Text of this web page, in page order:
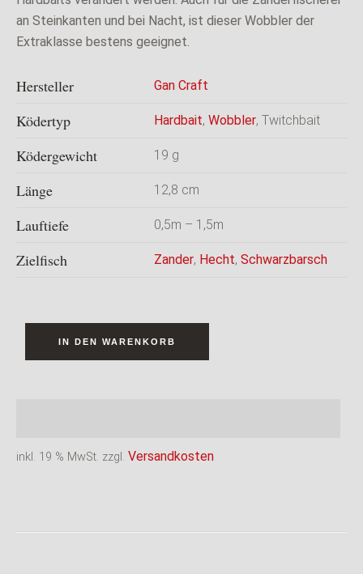
an Steinkanten und bei Nacht, ist dieser Wobbler der
Extraklasse bestens geeignet.
Hersteller Gan Craft
Ködertyp Hardbait, Wobbler, Twitchbait
Ködergewicht 19 g
Länge 12,8 cm
Lauftiefe 0,5m – 1,5m
Zielfisch Zander, Hecht, Schwarzbarsch
IN DEN WARENKORB
inkl. 19 % MwSt. zzgl. Versandkosten